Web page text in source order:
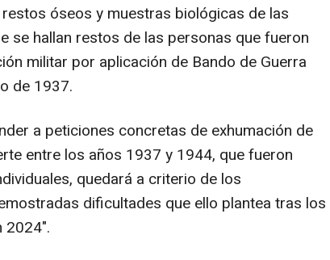
óseos y muestras biológicas de las
se hallan restos de las personas que fueron
militar por aplicación de Bando de Guerra
de 1937.
a peticiones concretas de exhumación de
entre los años 1937 y 1944, que fueron
quedará a criterio de los
dificultades que ello plantea tras los
2024".